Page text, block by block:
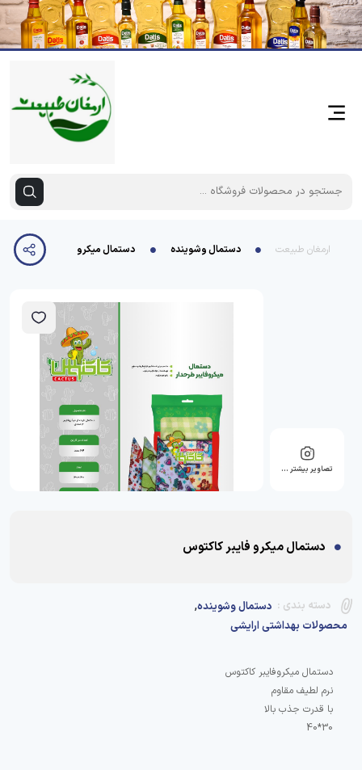
ارمغان طبیعت دستمال وشوینده دستمال میکرو فایبر کاکتوس
تصاویر بیشتر …
دستمال میکرو فایبر کاکتوس
دسته بندی : دستمال وشوینده,
محصولات بهداشتی ارایشی
30*40